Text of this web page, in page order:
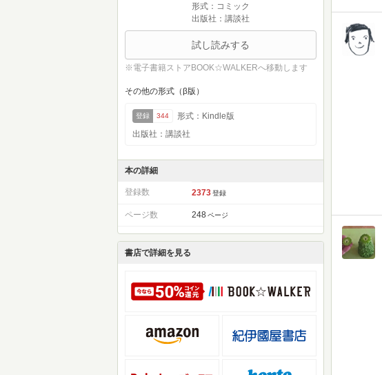
形式：コミック
出版社：講談社
試し読みする
※電子書籍ストアBOOK☆WALKERへ移動します
その他の形式（β版）
登録 344
形式：Kindle版
出版社：講談社
本の詳細
登録数 2373 登録
ページ数 248 ページ
書店で詳細を見る